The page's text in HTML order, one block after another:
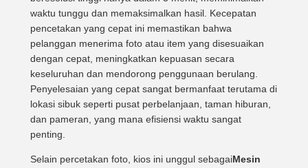
waktu tunggu dan memaksimalkan hasil. Kecepatan
pencetakan yang cepat ini memastikan bahwa
pelanggan menerima foto atau item yang disesuaikan
dengan cepat, meningkatkan kepuasan secara
keseluruhan dan mendorong penggunaan berulang.
Penyelesaian yang cepat sangat bermanfaat terutama di
lokasi sibuk seperti pusat perbelanjaan, taman hiburan,
dan pameran, yang mana efisiensi waktu sangat
penting.
Selain percetakan foto, kios ini unggul sebagaiMesin